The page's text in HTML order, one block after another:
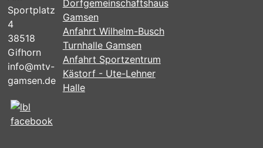
Sportplatz
4
38518
Gifhorn
info@mtv-
gamsen.de
Dorfgemeinschaftshaus
Gamsen
Anfahrt Wilhelm-Busch
Turnhalle Gamsen
Anfahrt Sportzentrum
Kästorf - Ute-Lehner
Halle